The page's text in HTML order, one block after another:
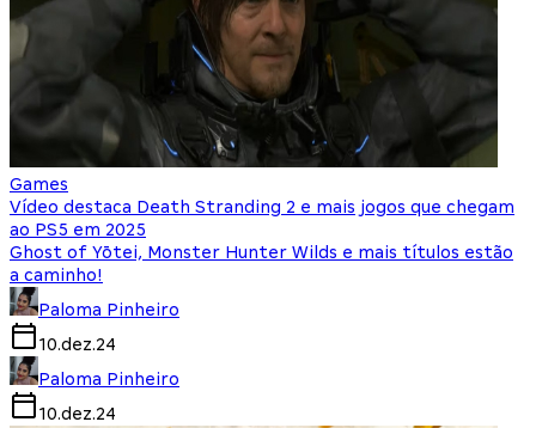
Games
Vídeo destaca Death Stranding 2 e mais jogos que chegam
ao PS5 em 2025
Ghost of Yōtei, Monster Hunter Wilds e mais títulos estão
a caminho!
Paloma Pinheiro
10.dez.24
Paloma Pinheiro
10.dez.24